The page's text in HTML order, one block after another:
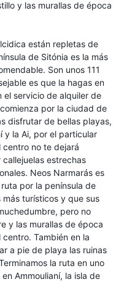
y las murallas de época
están repletas de
de Sitónia es la más
Son unos 111
es que la hagas en
el servicio de alquiler de
por la ciudad de
disfrutar de bellas playas,
y la Ai, por el particular
centro no te dejará
estrechas
Neos Narmarás es
por la península de
más turísticos y que sus
pero no
y las murallas de época
También en la
a pie de playa las ruinas
la ruta en uno
Ammoulianí, la isla de